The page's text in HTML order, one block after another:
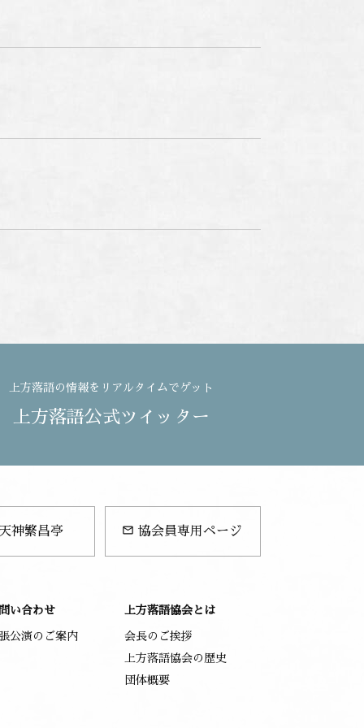
上方落語の情報をリアルタイムでゲット
上方落語公式ツイッター
神繁昌亭 mail_outline 協会員専用ページ
い合わせ
公演のご案内
上方落語協会とは
会長のご挨拶
上方落語協会の歴史
団体概要